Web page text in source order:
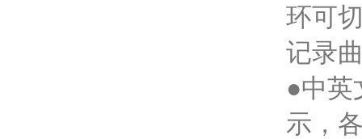
环可
记录
●中英
示，